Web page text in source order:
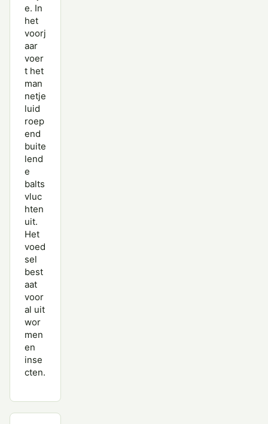
e. In
het
voorj
aar
voer
t het
man
netje
luid
roep
end
buite
lend
e
balts
vluc
hten
uit.
Het
voed
sel
best
aat
voor
al uit
wor
men
en
inse
cten.